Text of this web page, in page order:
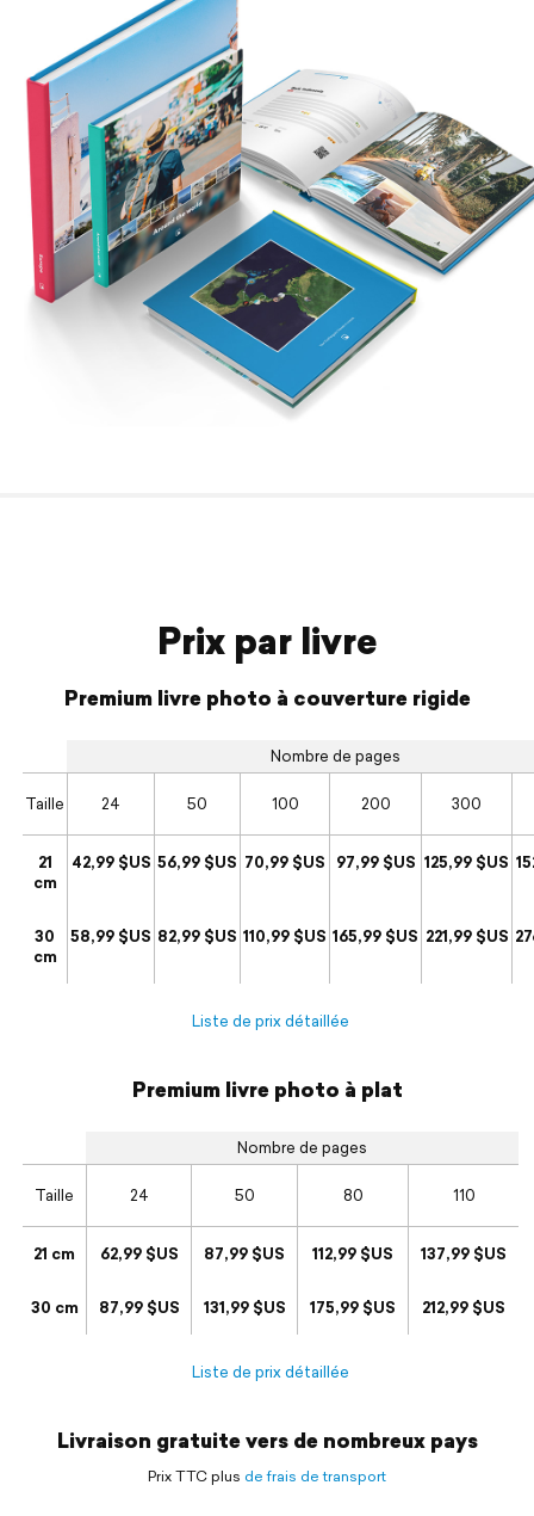
Prix par livre
Premium livre photo à couverture rigide
Nombre de pages
Taille 24 50 100 200 300
21
cm
42,99 $US 56,99 $US 70,99 $US 97,99 $US 125,99 $US
30
cm
58,99 $US 82,99 $US 110,99 $US 165,99 $US 221,99 $US
Liste de prix détaillée
Premium livre photo à plat
Nombre de pages
Taille 24 50 80 110
21 cm 62,99 $US 87,99 $US 112,99 $US 137,99 $US
30 cm 87,99 $US 131,99 $US 175,99 $US 212,99 $US
Liste de prix détaillée
Livraison gratuite vers de nombreux pays
Prix TTC plus de frais de transport